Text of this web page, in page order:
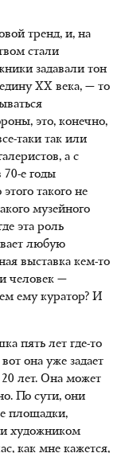
тренд, и, на
стали
задавали тон
XX века, — то
это, конечно,
таки так или
а с
70-е годы
такого не
музейного
эта роль
любую
выставка кем-то
человек —
ему куратор? И
пять лет где-то
она уже задает
лет. Она может
По сути, они
площадки,
и художником
как мне кажется,